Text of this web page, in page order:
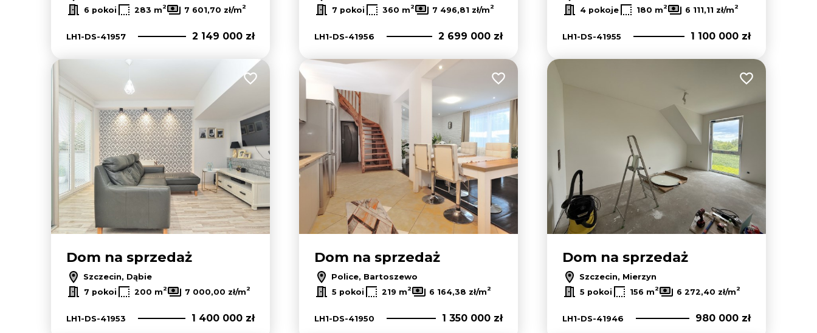
6 pokoi 283 m2 7 601,70 zł/m2
LH1-DS-41957 2 149 000 zł
7 pokoi 360 m2 7 496,81 zł/m2
LH1-DS-41956 2 699 000 zł
4 pokoje 180 m2 6 111,11 zł/m2
LH1-DS-41955 1 100 000 zł
Dodaj do ulubionych
Dom na sprzedaż
Szczecin, Dąbie
7 pokoi 200 m2 7 000,00 zł/m2
LH1-DS-41953 1 400 000 zł
Dodaj do ulubionych
Dom na sprzedaż
Police, Bartoszewo
5 pokoi 219 m2 6 164,38 zł/m2
LH1-DS-41950 1 350 000 zł
Dodaj do
Dom na sprzedaż
Szczecin, Mierzyn
5 pokoi 156 m2 6 272,40 zł/m2
LH1-DS-41946 980 000 zł